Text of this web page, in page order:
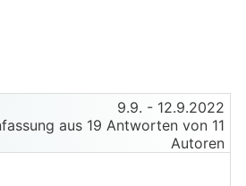
9.9. - 12.9.2022
aus 19 Antworten von 11
Autoren